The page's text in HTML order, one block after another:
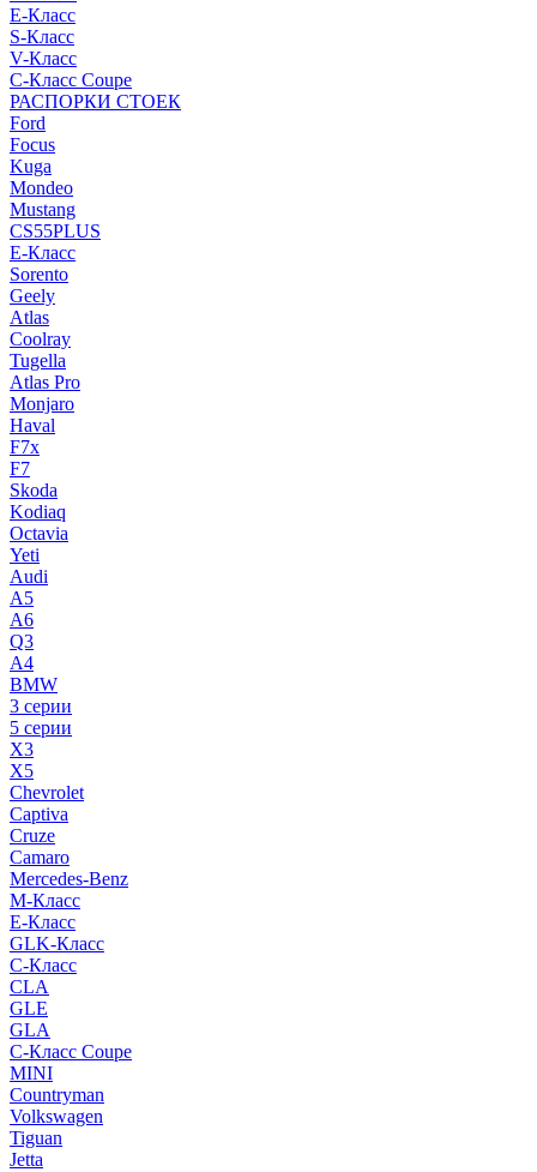
E-Класс
S-Класс
V-Класс
C-Класс Coupe
РАСПОРКИ СТОЕК
Ford
Focus
Kuga
Mondeo
Mustang
CS55PLUS
E-Класс
Sorento
Geely
Atlas
Coolray
Tugella
Atlas Pro
Monjaro
Haval
F7x
F7
Skoda
Kodiaq
Octavia
Yeti
Audi
A5
A6
Q3
A4
BMW
3 серии
5 серии
X3
X5
Chevrolet
Captiva
Cruze
Camaro
Mercedes-Benz
M-Класс
E-Класс
GLK-Класс
C-Класс
CLA
GLE
GLA
C-Класс Coupe
MINI
Countryman
Volkswagen
Tiguan
Jetta